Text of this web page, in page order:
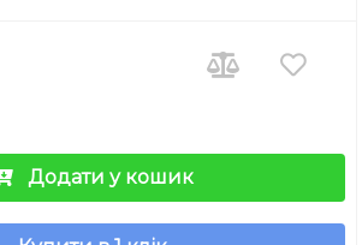
Додати у кошик